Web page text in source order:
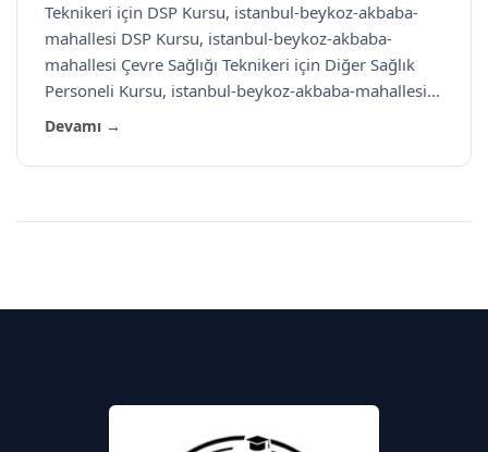
Teknikeri için DSP Kursu, istanbul-beykoz-akbaba-
mahallesi DSP Kursu, istanbul-beykoz-akbaba-
mahallesi Çevre Sağlığı Teknikeri için Diğer Sağlık
Personeli Kursu, istanbul-beykoz-akbaba-mahallesi...
Devamı →